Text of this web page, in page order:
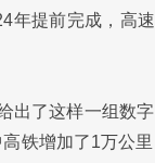
年提前完成，高
出了这样一组数
铁增加了1万公